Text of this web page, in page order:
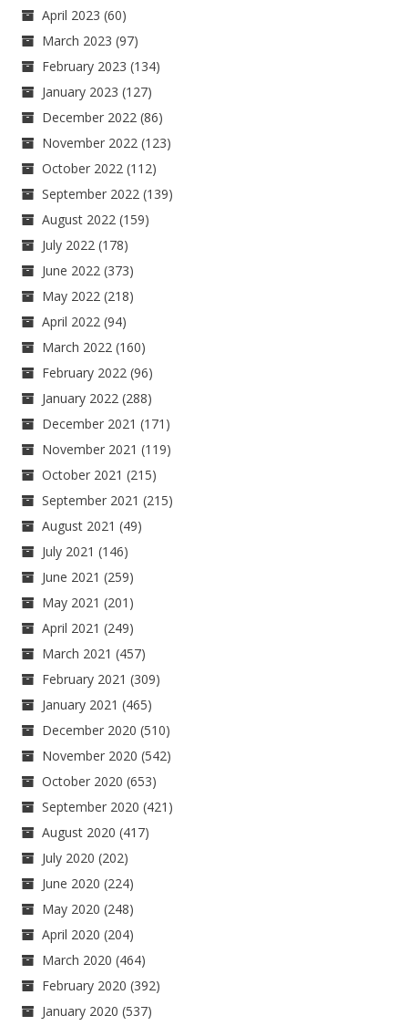
April 2023 (60)
March 2023 (97)
February 2023 (134)
January 2023 (127)
December 2022 (86)
November 2022 (123)
October 2022 (112)
September 2022 (139)
August 2022 (159)
July 2022 (178)
June 2022 (373)
May 2022 (218)
April 2022 (94)
March 2022 (160)
February 2022 (96)
January 2022 (288)
December 2021 (171)
November 2021 (119)
October 2021 (215)
September 2021 (215)
August 2021 (49)
July 2021 (146)
June 2021 (259)
May 2021 (201)
April 2021 (249)
March 2021 (457)
February 2021 (309)
January 2021 (465)
December 2020 (510)
November 2020 (542)
October 2020 (653)
September 2020 (421)
August 2020 (417)
July 2020 (202)
June 2020 (224)
May 2020 (248)
April 2020 (204)
March 2020 (464)
February 2020 (392)
January 2020 (537)